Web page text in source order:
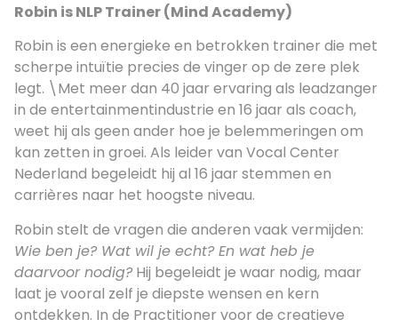
Robin is NLP Trainer (Mind Academy)
Robin is een energieke en betrokken trainer die met
scherpe intuïtie precies de vinger op de zere plek
legt. \Met meer dan 40 jaar ervaring als leadzanger
in de entertainmentindustrie en 16 jaar als coach,
weet hij als geen ander hoe je belemmeringen om
kan zetten in groei. Als leider van Vocal Center
Nederland begeleidt hij al 16 jaar stemmen en
carrières naar het hoogste niveau.
Robin stelt de vragen die anderen vaak vermijden:
Wie ben je? Wat wil je echt? En wat heb je
daarvoor nodig?Hij begeleidt je waar nodig, maar
laat je vooral zelf je diepste wensen en kern
ontdekken. In de Practitioner voor de creatieve